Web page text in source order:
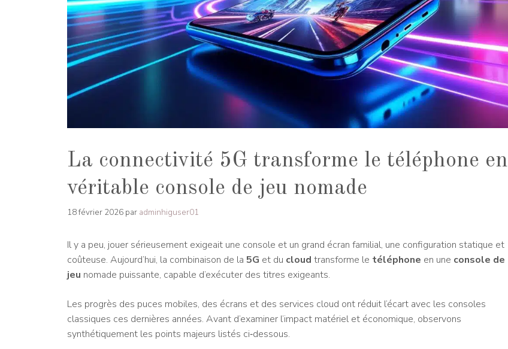
La connectivité 5G transforme le téléphone en
véritable console de jeu nomade
18 février 2026 par adminhiguser01
Il y a peu, jouer sérieusement exigeait une console et un grand écran familial, une configuration statique et
coûteuse. Aujourd’hui, la combinaison de la 5G et du cloud transforme le téléphone en une console de
jeu nomade puissante, capable d’exécuter des titres exigeants.
Les progrès des puces mobiles, des écrans et des services cloud ont réduit l’écart avec les consoles
classiques ces dernières années. Avant d’examiner l’impact matériel et économique, observons
synthétiquement les points majeurs listés ci‑dessous.